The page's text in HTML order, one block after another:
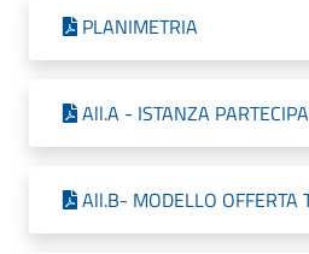
PLANIMETRIA
All.A - ISTANZA
All.B- MODELLO OFFERTA